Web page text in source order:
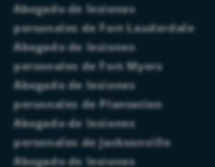
Abogado de lesiones
personales de Fort Lauderdale
Abogado de lesiones
personales de Fort Myers
Abogado de lesiones
personales de Plantation
Abogado de lesiones
personales de Jacksonville
Abogado de lesiones